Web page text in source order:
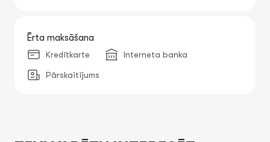
Ērta maksāšana
Kredītkarte Interneta banka
Pārskaitījums